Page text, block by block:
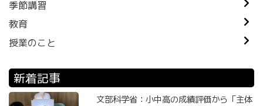
季節講習
教育
授業のこと
新着記事
文部科学省：小中高の成績評価から「主体